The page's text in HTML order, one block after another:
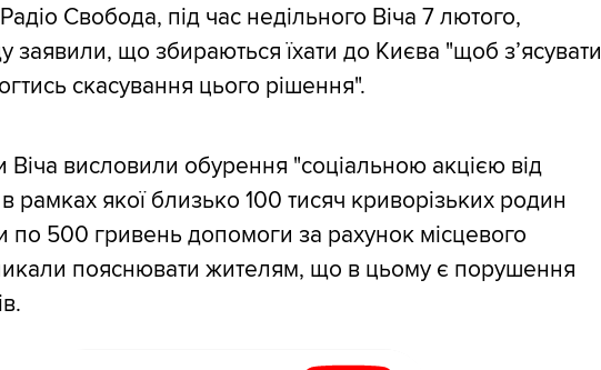
Свобода, під час недільного Віча 7 лютого,
заявили, що збираються їхати до Києва "щоб з’ясувати
скасування цього рішення".
Віча висловили обурення "соціальною акцією від
рамках якої близько 100 тисяч криворізьких родин
по 500 гривень допомоги за рахунок місцевого
пояснювати жителям, що в цьому є порушення